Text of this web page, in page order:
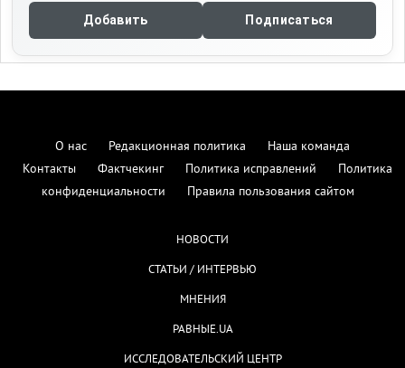
Добавить Подписаться
О нас Редакционная политика
Наша команда
Контакты
Фактчекинг Политика исправлений
Политика
конфиденциальности
Правила пользования сайтом
НОВОСТИ
СТАТЬИ / ИНТЕРВЬЮ
МНЕНИЯ
РАВНЫЕ.UA
ИССЛЕДОВАТЕЛЬСКИЙ ЦЕНТР